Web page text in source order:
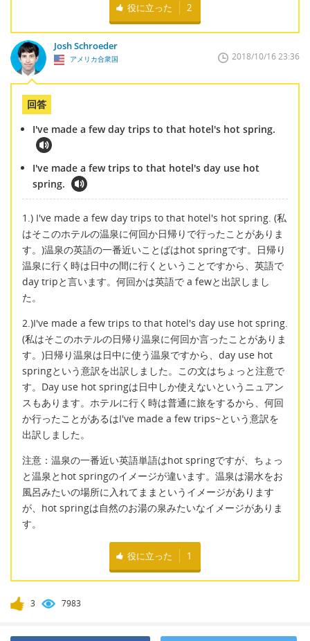
役に立った 2
Josh Schroeder
アメリカ合衆国 2018/10/16 23:36
回答
I've made a few day trips to that hotel's hot spring.
I've made a few trips to that hotel's day use hot
spring.
1.) I've made a few day trips to that hotel's hot spring. (私
はそこのホテルの温泉に何回か日帰りで行ったことがありま
す。)温泉の英語の一番近いことばはhot springです。日帰り
温泉に行く時は日中の間に行くということですから、英語で
day tripと言います。何回かは英語で a fewと出訳しまし
た。
2.)I've made a few trips to that hotel's day use hot spring.
(私はそこのホテルの日帰り温泉に何回か言ったことがありま
す。)日帰り温泉は日中に使う温泉ですから、day use hot
springという意訳を出訳しました。この文はちょっと注意で
す。Day use hot springは日中しか使えないというニュアン
スもあります。ホテルに行く時は普通に旅をするから、何回
か行ったことがあるはI've made a few trips~という意訳を
出訳しました。
注意：温泉の一番近い英語単語はhot springですが、ちょっ
と温泉とhot springのイメージが違います。温泉は湯水をお
風呂みたいの場所に入れてままというイメージがあります
が、hot springは自然のお湯の泉みたいなイメージがありま
す。
役に立った 1
3 7983